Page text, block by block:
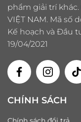
phẩm giải trí khác.
VIỆT NAM. Mã số
Kế hoạch và Đầu
19/04/2021
CHÍNH SÁCH